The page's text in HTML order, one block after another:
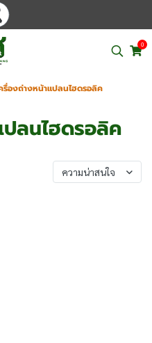
0
รื่องถ่างหน้าแปลนไฮดรอลิค
ปลนไฮดรอลิค
ความน่าสนใจ